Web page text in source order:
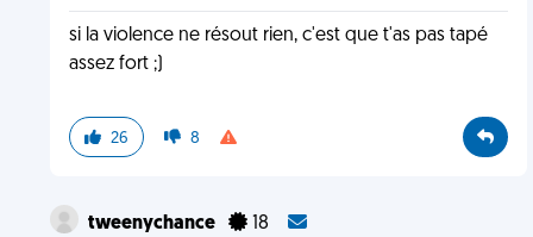
si la violence ne résout rien, c'est que t'as pas tapé
assez fort ;)
26 8
tweenychance 18